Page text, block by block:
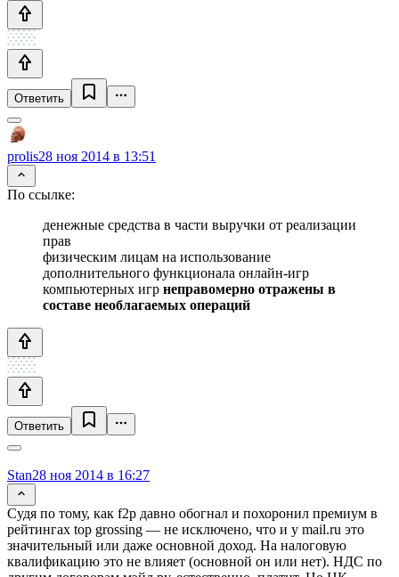
Ответить
prolis28 ноя 2014 в 13:51
По ссылке:
денежные средства в части выручки от реализации
прав
физическим лицам на использование
дополнительного функционала онлайн-игр
компьютерных игр неправомерно отражены в
составе необлагаемых операций
Ответить
Stan28 ноя 2014 в 16:27
Судя по тому, как f2p давно обогнал и похоронил премиум в
рейтингах top grossing — не исключено, что и у mail.ru это
значительный или даже основной доход. На налоговую
квалификацию это не влияет (основной он или нет). НДС по